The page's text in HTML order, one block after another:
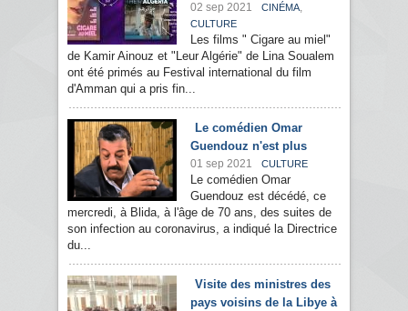
02 sep 2021 CINÉMA,
CULTURE
Les films " Cigare au miel"
de Kamir Ainouz et "Leur Algérie" de Lina Soualem
ont été primés au Festival international du film
d'Amman qui a pris fin...
Le comédien Omar
Guendouz n'est plus
01 sep 2021 CULTURE
Le comédien Omar
Guendouz est décédé, ce
mercredi, à Blida, à l'âge de 70 ans, des suites de
son infection au coronavirus, a indiqué la Directrice
du...
Visite des ministres des
pays voisins de la Libye à